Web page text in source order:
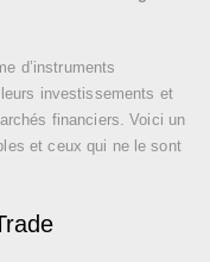
d’instruments
investissements et
financiers. Voici un
et ceux qui ne le sont